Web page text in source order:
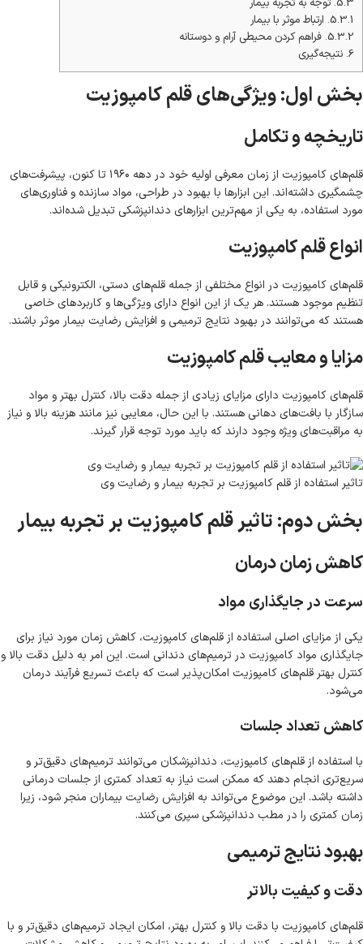
5.3. توجه به تجربه بیمار
5.3.1. ارتباط موثر با بیمار
5.3.2. فراهم کردن محیطی آرام و دوستانه
6. نتیجه‌گیری
بخش اول: ویژگی‌های قلم کامپوزیت
تاریخچه و تکامل
قلم‌های کامپوزیت از زمان معرفی اولیه خود در دهه ۱۹۶۰ تا کنون، پیشرفت‌های
چشمگیری داشته‌اند. این ابزارها با بهبود در طراحی، مواد سازنده و فناوری‌های
مورد استفاده، به یکی از مهم‌ترین ابزارهای دندانپزشکی تبدیل شده‌اند.
انواع قلم کامپوزیت
قلم‌های کامپوزیت در انواع مختلفی از جمله قلم‌های دستی، الکترونیکی و قابل
تنظیم موجود هستند. هر یک از این انواع دارای ویژگی‌ها و کاربردهای خاصی
هستند که می‌توانند در بهبود نتایج ترمیمی و افزایش رضایت بیمار موثر باشند.
مزایا و معایب قلم کامپوزیت
قلم‌های کامپوزیت دارای مزایای زیادی از جمله دقت بالا، کنترل بهتر و مواد
سازگار با بافت‌های دهانی هستند. با این حال، معایبی نیز مانند هزینه بالا و نیاز
به مراقبت‌های ویژه وجود دارند که باید مورد توجه قرار گیرند.
تاثیر استفاده از قلم کامپوزیت بر تجربه بیمار و رضایت وی
بخش دوم: تاثیر قلم کامپوزیت بر تجربه بیمار
کاهش زمان درمان
سرعت در جایگذاری مواد
یکی از مزایای اصلی استفاده از قلم‌های کامپوزیت، کاهش زمان مورد نیاز برای
جایگذاری مواد کامپوزیت در ترمیم‌های دندانی است. این امر به دلیل دقت بالا و
کنترل بهتر قلم‌های کامپوزیت امکان‌پذیر است که باعث تسریع فرآیند درمان
می‌شود.
کاهش تعداد جلسات
با استفاده از قلم‌های کامپوزیت، دندانپزشکان می‌توانند ترمیم‌های دقیق‌تر و
سریع‌تری انجام دهند که ممکن است نیاز به تعداد کمتری از جلسات درمانی
داشته باشد. این موضوع می‌تواند به افزایش رضایت بیماران منجر شود، زیرا
زمان کمتری را در مطب دندانپزشکی سپری می‌کنند.
بهبود نتایج ترمیمی
دقت و کیفیت بالاتر
قلم‌های کامپوزیت با دقت بالا و کنترل بهتر، امکان ایجاد ترمیم‌های دقیق‌تر و با